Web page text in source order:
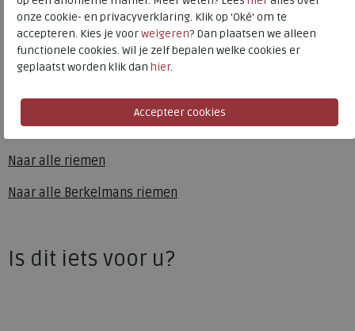
Berkelmans
Toon alles vanBerkelmans
Naar alle riemen
Naar alle Berkelmans riemen
Bestelcode
840.79.000001
Kleur
Grey/brown
Is dit iets voor u?
onze cookie- en privacyverklaring. Klik op 'Oké' om te
accepteren. Kies je voorweigeren? Dan plaatsen we alleen
functionele cookies. Wil je zelf bepalen welke cookies er
geplaatst worden klik dan hier.